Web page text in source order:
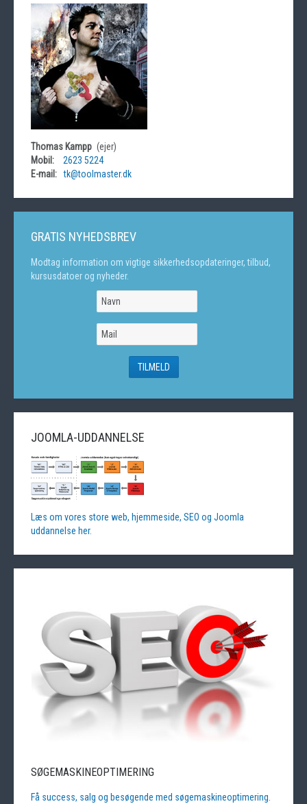
Thomas Kampp (ejer)
Mobil:
2623 5224
E-mail:
tk@toolmaster.dk
GRATIS NYHEDSBREV
Modtag information om vigtige sikkerhedsopdateringer, tilbud,
kursusdatoer og nyheder.
JOOMLA-UDDANNELSE
Læs om vores store web, hjemmeside, SEO og Joomla
uddannelse her.
SØGEMASKINEOPTIMERING
Få success, salg og besøgende med søgemaskineoptimering.